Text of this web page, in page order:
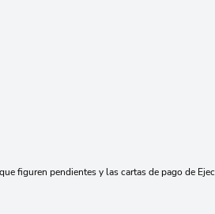
figuren pendientes y las cartas de pago de